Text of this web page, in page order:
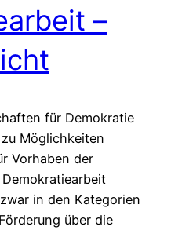
–
für Demokratie
Möglichkeiten
Vorhaben der
in den Kategorien
über die